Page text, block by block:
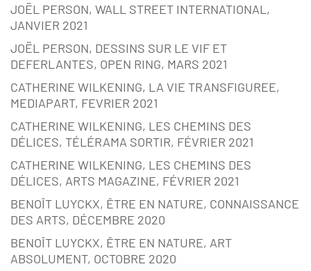
JOËL PERSON, WALL STREET INTERNATIONAL,
JANVIER 2021
JOËL PERSON, DESSINS SUR LE VIF ET
DEFERLANTES, OPEN RING, MARS 2021
CATHERINE WILKENING, LA VIE TRANSFIGUREE,
MEDIAPART, FEVRIER 2021
CATHERINE WILKENING, LES CHEMINS DES
DÉLICES, TÉLÉRAMA SORTIR, FÉVRIER 2021
CATHERINE WILKENING, LES CHEMINS DES
DÉLICES, ARTS MAGAZINE, FÉVRIER 2021
BENOÎT LUYCKX, ÊTRE EN NATURE, CONNAISSANCE
DES ARTS, DÉCEMBRE 2020
BENOÎT LUYCKX, ÊTRE EN NATURE, ART
ABSOLUMENT, OCTOBRE 2020